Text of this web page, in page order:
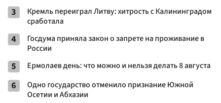
3
Кремль переиграл Литву: хитрость с Калининградом
сработала
4
Госдума приняла закон о запрете на проживание в
России
5 Ермолаев день: что можно и нельзя делать 8 августа
6
Одно государство отменило признание Южной
Осетии и Абхазии